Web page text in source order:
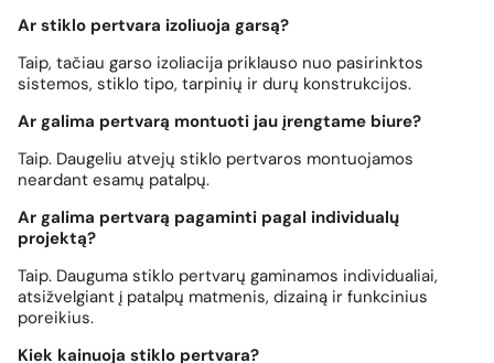
Ar stiklo pertvara izoliuoja garsą?
Taip, tačiau garso izoliacija priklauso nuo pasirinktos
sistemos, stiklo tipo, tarpinių ir durų konstrukcijos.
Ar galima pertvarą montuoti jau įrengtame biure?
Taip. Daugeliu atvejų stiklo pertvaros montuojamos
neardant esamų patalpų.
Ar galima pertvarą pagaminti pagal individualų
projektą?
Taip. Dauguma stiklo pertvarų gaminamos individualiai,
atsižvelgiant į patalpų matmenis, dizainą ir funkcinius
poreikius.
Kiek kainuoja stiklo pertvara?